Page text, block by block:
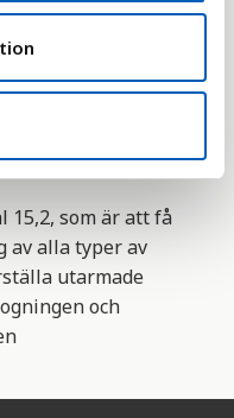
. Mål 15 handlar
främja hållbar
hållbar
stoppa förstörelse
redan förstörts.
som är att få
alla typer av
utarmade
och